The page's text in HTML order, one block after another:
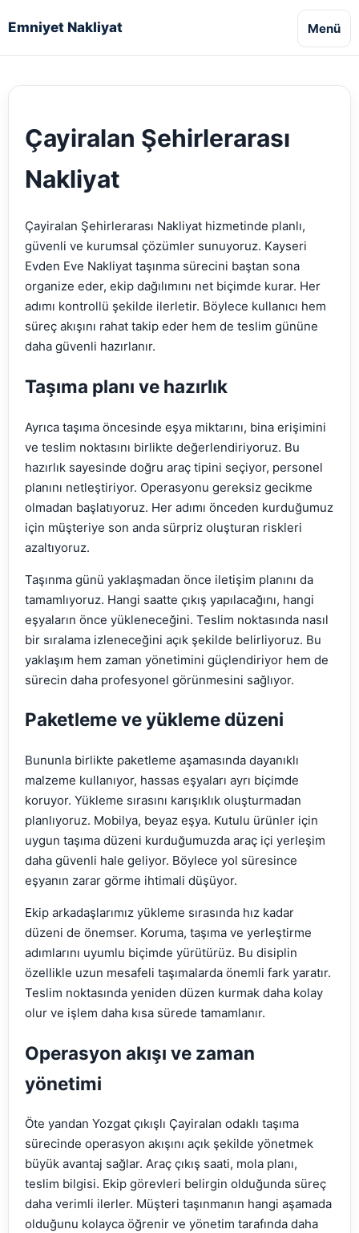
Emniyet Nakliyat Menü
Çayiralan Şehirlerarası
Nakliyat
Çayiralan Şehirlerarası Nakliyat hizmetinde planlı,
güvenli ve kurumsal çözümler sunuyoruz. Kayseri
Evden Eve Nakliyat taşınma sürecini baştan sona
organize eder, ekip dağılımını net biçimde kurar. Her
adımı kontrollü şekilde ilerletir. Böylece kullanıcı hem
süreç akışını rahat takip eder hem de teslim gününe
daha güvenli hazırlanır.
Taşıma planı ve hazırlık
Ayrıca taşıma öncesinde eşya miktarını, bina erişimini
ve teslim noktasını birlikte değerlendiriyoruz. Bu
hazırlık sayesinde doğru araç tipini seçiyor, personel
planını netleştiriyor. Operasyonu gereksiz gecikme
olmadan başlatıyoruz. Her adımı önceden kurduğumuz
için müşteriye son anda sürpriz oluşturan riskleri
azaltıyoruz.
Taşınma günü yaklaşmadan önce iletişim planını da
tamamlıyoruz. Hangi saatte çıkış yapılacağını, hangi
eşyaların önce yükleneceğini. Teslim noktasında nasıl
bir sıralama izleneceğini açık şekilde belirliyoruz. Bu
yaklaşım hem zaman yönetimini güçlendiriyor hem de
sürecin daha profesyonel görünmesini sağlıyor.
Paketleme ve yükleme düzeni
Bununla birlikte paketleme aşamasında dayanıklı
malzeme kullanıyor, hassas eşyaları ayrı biçimde
koruyor. Yükleme sırasını karışıklık oluşturmadan
planlıyoruz. Mobilya, beyaz eşya. Kutulu ürünler için
uygun taşıma düzeni kurduğumuzda araç içi yerleşim
daha güvenli hale geliyor. Böylece yol süresince
eşyanın zarar görme ihtimali düşüyor.
Ekip arkadaşlarımız yükleme sırasında hız kadar
düzeni de önemser. Koruma, taşıma ve yerleştirme
adımlarını uyumlu biçimde yürütürüz. Bu disiplin
özellikle uzun mesafeli taşımalarda önemli fark yaratır.
Teslim noktasında yeniden düzen kurmak daha kolay
olur ve işlem daha kısa sürede tamamlanır.
Operasyon akışı ve zaman
yönetimi
Öte yandan Yozgat çıkışlı Çayiralan odaklı taşıma
sürecinde operasyon akışını açık şekilde yönetmek
büyük avantaj sağlar. Araç çıkış saati, mola planı,
teslim bilgisi. Ekip görevleri belirgin olduğunda süreç
daha verimli ilerler. Müşteri taşınmanın hangi aşamada
olduğunu kolayca öğrenir ve yönetim tarafında daha